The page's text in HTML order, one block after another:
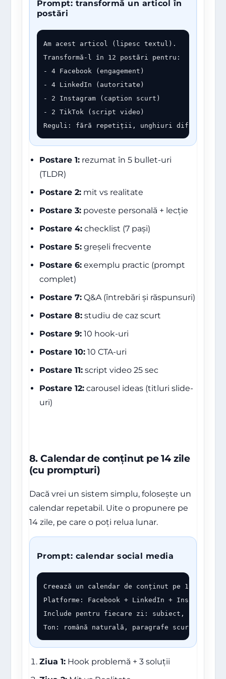
Prompt: transformă un articol în
postări
Am acest articol (lipesc textul).
Transformă-l în 12 postări pentru:
- 4 Facebook (engagement)
- 4 LinkedIn (autoritate)
- 2 Instagram (caption scurt)
- 2 TikTok (script video)
Reguli: fără repetiții, unghiuri diferite,
Postare 1:rezumat în 5 bullet-uri
(TLDR)
Postare 2:mit vs realitate
Postare 3:poveste personală + lecție
Postare 4:checklist (7 pași)
Postare 5:greșeli frecvente
Postare 6:exemplu practic (prompt
complet)
Postare 7:Q&A (întrebări și răspunsuri)
Postare 8:studiu de caz scurt
Postare 9:10 hook-uri
Postare 10:10 CTA-uri
Postare 11:script video 25 sec
Postare 12:carousel ideas (titluri slide-
uri)
8. Calendar de conținut pe 14 zile
(cu prompturi)
Dacă vrei un sistem simplu, folosește un
calendar repetabil. Uite o propunere pe
14 zile, pe care o poți relua lunar.
Prompt: calendar social media
Creează un calendar de conținut pe 14 zile
Platforme: Facebook + LinkedIn + Instagram.
Include pentru fiecare zi: subiect, hook,
Ton: română naturală, paragrafe scurte,
Ziua 1:Hook problemă + 3 soluții